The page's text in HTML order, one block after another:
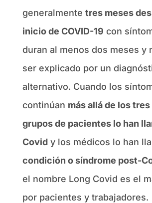
generalmente tres meses
inicio de COVID-19 con
duran al menos dos meses y
ser explicado por un
alternativo. Cuando los
continúan más allá de los
grupos de pacientes lo han
Covidy los médicos lo han
condición o síndrome post-
el nombre Long Covid es el
por pacientes y trabajadores.